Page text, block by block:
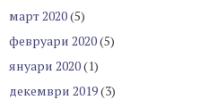
март 2020(5)
февруари 2020(5)
януари 2020(1)
декември 2019(3)